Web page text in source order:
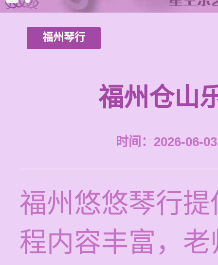
福州琴行
福州仓山
时间：2026-06-
福州悠悠琴行
程内容丰富，